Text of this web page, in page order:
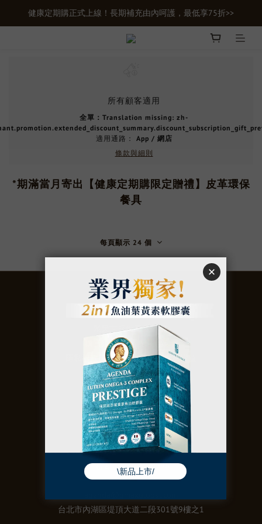
新會員首購輸入【newgifts】滿額最高現折$100
健康定期購正式上線！長期補充由內呵護，最低享75折>>
新會員首購輸入【newgifts】滿額最高現折$100
所有顧客適用
全單：Translation missing: zh-
適用通路： App / 網店
條款與細則
*期滿當月寄出【健康定期購限定贈禮】皮革環保
餐具
每頁顯示 24 個
關於
聚美世股份有限公司
購買須知｜退換貨政策
｜
隱私權政策｜防詐騙聲明｜會員權益
聯絡
統編：50973106
電話：02-2657-9996
台北市內湖區堤頂大道二段301號9樓之1